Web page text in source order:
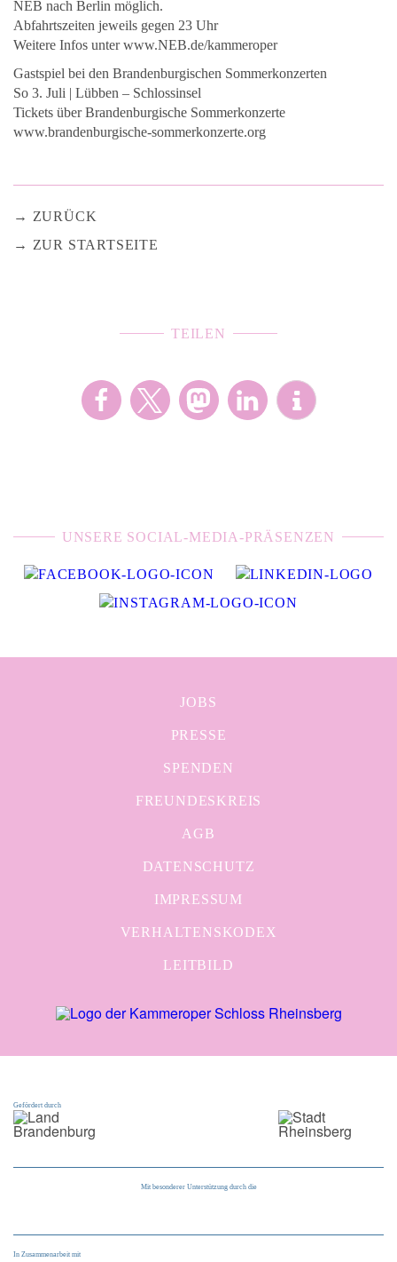
NEB nach Berlin möglich.
Abfahrtszeiten jeweils gegen 23 Uhr
Weitere Infos unter www.NEB.de/kammeroper
Gastspiel bei den Brandenburgischen Sommerkonzerten
So 3. Juli | Lübben – Schlossinsel
Tickets über Brandenburgische Sommerkonzerte
www.brandenburgische-sommerkonzerte.org
ZURÜCK
ZUR STARTSEITE
TEILEN
UNSERE SOCIAL-MEDIA-PRÄSENZEN
JOBS
PRESSE
SPENDEN
FREUNDESKREIS
AGB
DATENSCHUTZ
IMPRESSUM
VERHALTENSKODEX
LEITBILD
Gefördert durch
Mit besonderer Unterstützung durch die
In Zusammenarbeit mit